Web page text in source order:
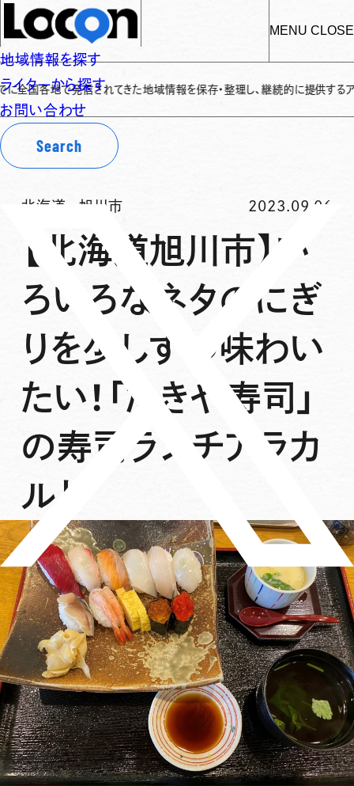
MENU CLOSE
地域情報を探す
ライターから探す
お問い合わせ
Search
で発信されてきた地域情報を保存・整理し、継続的に提供するアーカイブサ
北海道 -旭川市 2023.09.06
【北海道旭川市】い
ろいろなネタのにぎ
りを少しずつ味わい
たい！「たきや寿司」
の寿司ランチアラカ
ルト